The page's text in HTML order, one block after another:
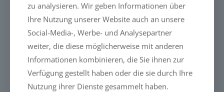
NEUESTE MELDUNGEN
PFAS-freie Liquid Glass-Beschichtungen: Warum die
Zukunft durch Leistung entschieden wird
PFAS-freie Liquid Glass-Beschichtungen: Warum die
Zukunft durch Leistung entschieden wird
zu analysieren. Wir geben Informationen über
Ihre Nutzung unserer Website auch an unsere
Social-Media-, Werbe- und Analysepartner
weiter, die diese möglicherweise mit anderen
Informationen kombinieren, die Sie ihnen zur
Verfügung gestellt haben oder die sie durch Ihre
Nutzung ihrer Dienste gesammelt haben.